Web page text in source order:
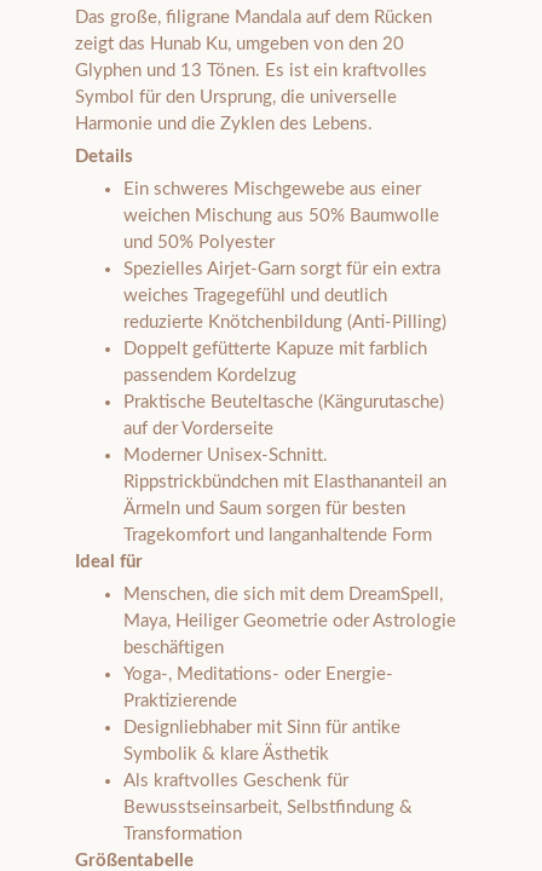
Das große, filigrane Mandala auf dem Rücken
zeigt das Hunab Ku, umgeben von den 20
Glyphen und 13 Tönen. Es ist ein kraftvolles
Symbol für den Ursprung, die universelle
Harmonie und die Zyklen des Lebens.
Details
Ein schweres Mischgewebe aus einer
weichen Mischung aus 50% Baumwolle
und 50% Polyester
Spezielles Airjet-Garn sorgt für ein extra
weiches Tragegefühl und deutlich
reduzierte Knötchenbildung (Anti-Pilling)
Doppelt gefütterte Kapuze mit farblich
passendem Kordelzug
Praktische Beuteltasche (Kängurutasche)
auf der Vorderseite
Moderner Unisex-Schnitt.
Rippstrickbündchen mit Elasthananteil an
Ärmeln und Saum sorgen für besten
Tragekomfort und langanhaltende Form
Ideal für
Menschen, die sich mit dem DreamSpell,
Maya, Heiliger Geometrie oder Astrologie
beschäftigen
Yoga-, Meditations- oder Energie-
Praktizierende
Designliebhaber mit Sinn für antike
Symbolik & klare Ästhetik
Als kraftvolles Geschenk für
Bewusstseinsarbeit, Selbstfindung &
Transformation
Größentabelle